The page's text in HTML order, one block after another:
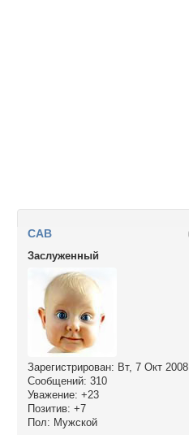
CAB
Заслуженный
Зарегистрирован: Вт, 7 Окт 2008
Сообщений: 310
Уважение: +23
Позитив: +7
Пол: Мужской